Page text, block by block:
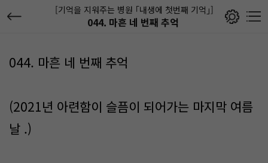
[기억을 지워주는 병원 ｢내생에 첫번째 기억｣]
044. 마흔 네 번째 추억
044. 마흔 네 번째 추억
(2021년 아련함이 슬픔이 되어가는 마지막 여름
날 .)